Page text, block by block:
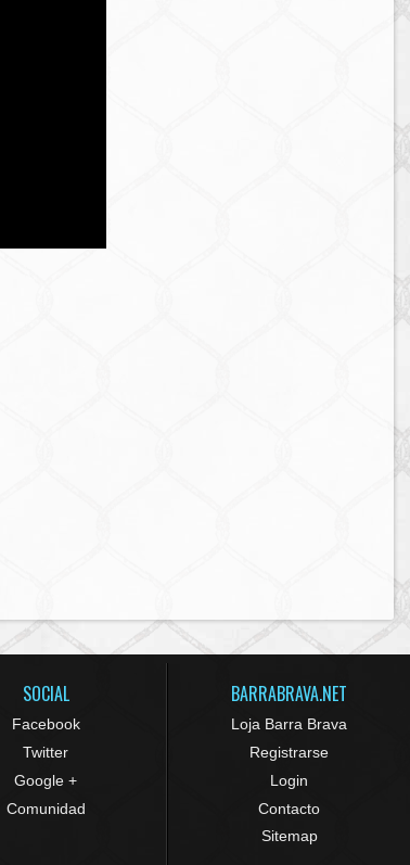
SOCIAL
Facebook
Twitter
Google +
Comunidad
BARRABRAVA.NET
Loja Barra Brava
Registrarse
Login
Contacto
Sitemap